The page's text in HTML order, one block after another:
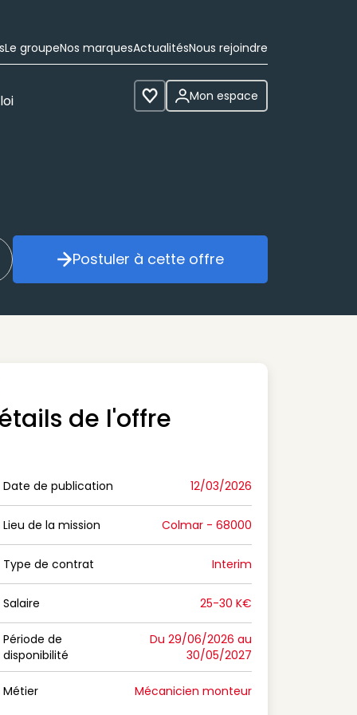
Le groupeNos marquesActualitésNous rejoindre
Voir les favoris
Mon espace
mon alerte Postuler à cette offre
Postuler à cette offre
de l'offre
Date de publication
Date de publication 12/03/2026
Lieu de la mission
Lieu de la mission Colmar - 68000
Type de contrat
Type de contrat Interim
Salaire
Salaire 25-30 K€
Période de disponibilité
Période de
disponibilité
Du 29/06/2026 au
30/05/2027
Métier Mécanicien monteur